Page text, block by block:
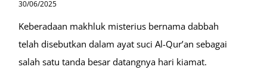
Mustajab
30/06/2025
Keberadaan makhluk misterius bernama dabbah
telah disebutkan dalam ayat suci Al-Qur’an sebagai
salah satu tanda besar datangnya hari kiamat.